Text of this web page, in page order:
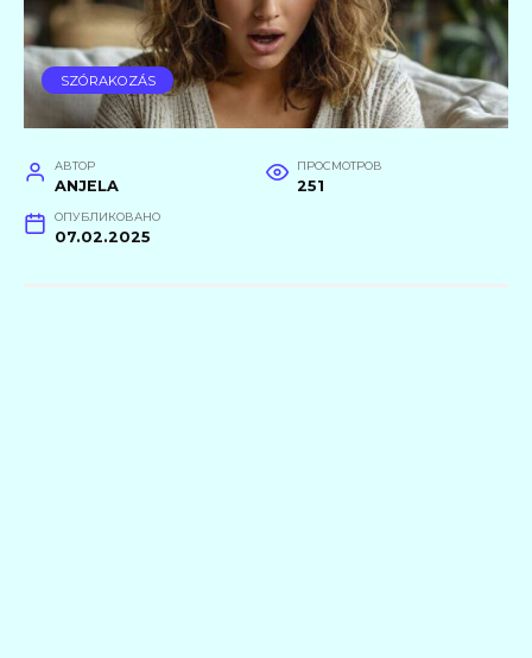
SZÓRAKOZÁS
АВТОР
ANJELA
ПРОСМОТРОВ
251
ОПУБЛИКОВАНО
07.02.2025